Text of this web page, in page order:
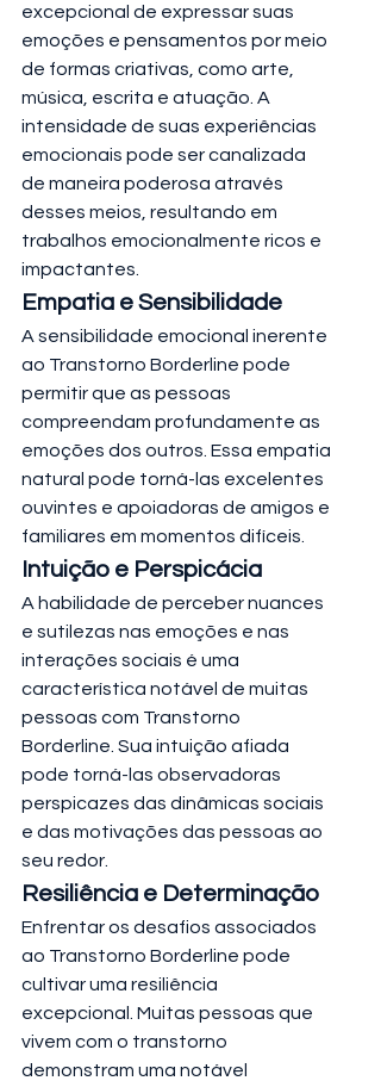
excepcional de expressar suas
emoções e pensamentos por meio
de formas criativas, como arte,
música, escrita e atuação. A
intensidade de suas experiências
emocionais pode ser canalizada
de maneira poderosa através
desses meios, resultando em
trabalhos emocionalmente ricos e
impactantes.
Empatia e Sensibilidade
A sensibilidade emocional inerente
ao Transtorno Borderline pode
permitir que as pessoas
compreendam profundamente as
emoções dos outros. Essa empatia
natural pode torná-las excelentes
ouvintes e apoiadoras de amigos e
familiares em momentos difíceis.
Intuição e Perspicácia
A habilidade de perceber nuances
e sutilezas nas emoções e nas
interações sociais é uma
característica notável de muitas
pessoas com Transtorno
Borderline. Sua intuição afiada
pode torná-las observadoras
perspicazes das dinâmicas sociais
e das motivações das pessoas ao
seu redor.
Resiliência e Determinação
Enfrentar os desafios associados
ao Transtorno Borderline pode
cultivar uma resiliência
excepcional. Muitas pessoas que
vivem com o transtorno
demonstram uma notável